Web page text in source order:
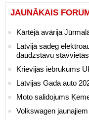
JAUNĀKAIS
Kārtējā avārija
Latvijā sadeg
daudzstāvu stāvvietās
Krievijas iebrukums
Latvijas Gada auto
Moto salidojums
Volkswagen